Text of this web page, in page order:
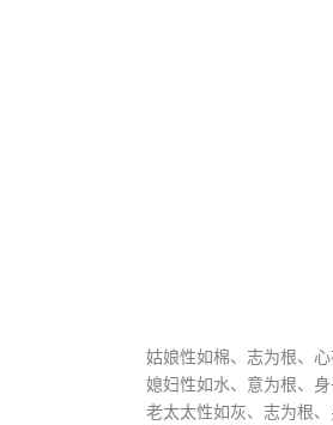
姑娘性如棉、志为根、
媳妇性如水、意为根、
老太太性如灰、志为根